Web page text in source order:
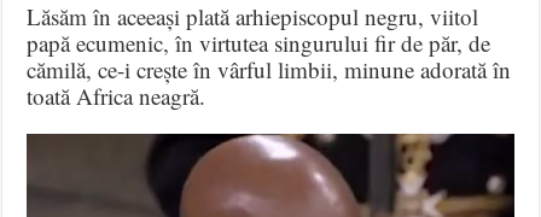
Lăsăm în aceeași plată arhiepiscopul negru, viitol
papă ecumenic, în virtutea singurului fir de păr, de
cămilă, ce-i crește în vârful limbii, minune adorată în
toată Africa neagră.